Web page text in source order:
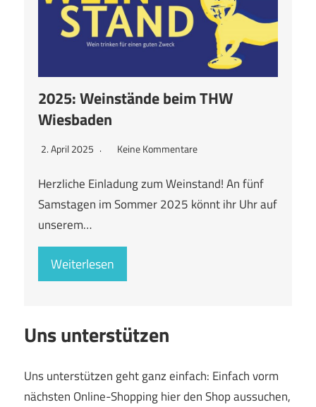
2025: Weinstände beim THW
Wiesbaden
2. April 2025 Keine Kommentare
Herzliche Einladung zum Weinstand! An fünf
Samstagen im Sommer 2025 könnt ihr Uhr auf
unserem…
Weiterlesen
Uns unterstützen
Uns unterstützen geht ganz einfach: Einfach vorm
nächsten Online-Shopping hier den Shop aussuchen,